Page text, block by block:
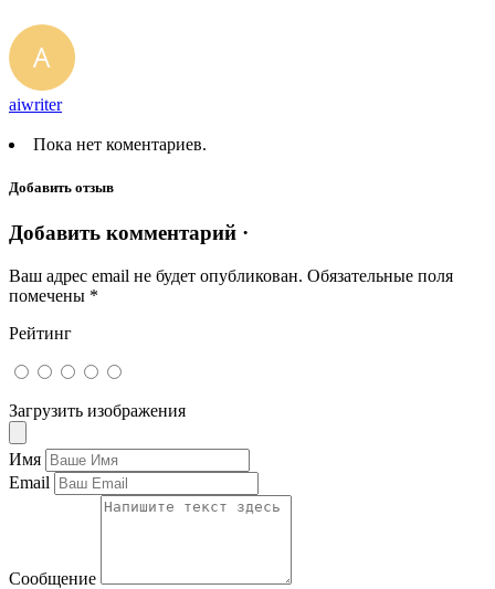
aiwriter
Пока нет коментариев.
Добавить отзыв
Добавить комментарий ·
Ваш адрес email не будет опубликован. Обязательные поля
помечены *
Рейтинг
Загрузить изображения
Имя
Email
Сообщение